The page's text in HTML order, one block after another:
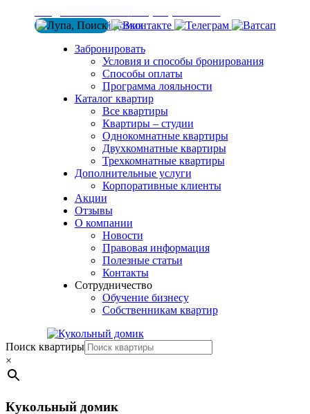
Забронировать
Условия и способы бронирования
Способы оплаты
Программа лояльности
Каталог квартир
Все квартиры
Квартиры – студии
Однокомнатные квартиры
Двухкомнатные квартиры
Трехкомнатные квартиры
Дополнительные услуги
Корпоративные клиенты
Акции
Отзывы
О компании
Новости
Правовая информация
Полезные статьи
Контакты
Сотрудничество
Обучение бизнесу
Собственникам квартир
Поиск квартиры
×
Кукольный домик